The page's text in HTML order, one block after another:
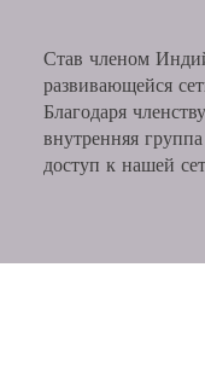
Став членом
развивающейся
Благодаря
внутренняя
доступ к нашей